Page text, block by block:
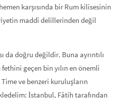
karşısında bir Rum kilisesi­nin
maddî delillerin­den değil
da doğru değildir. Buna ayrıntılı
geçen bin yılın en önemli
ve benzeri kuruluşların
İstanbul, Fâtih tarafından